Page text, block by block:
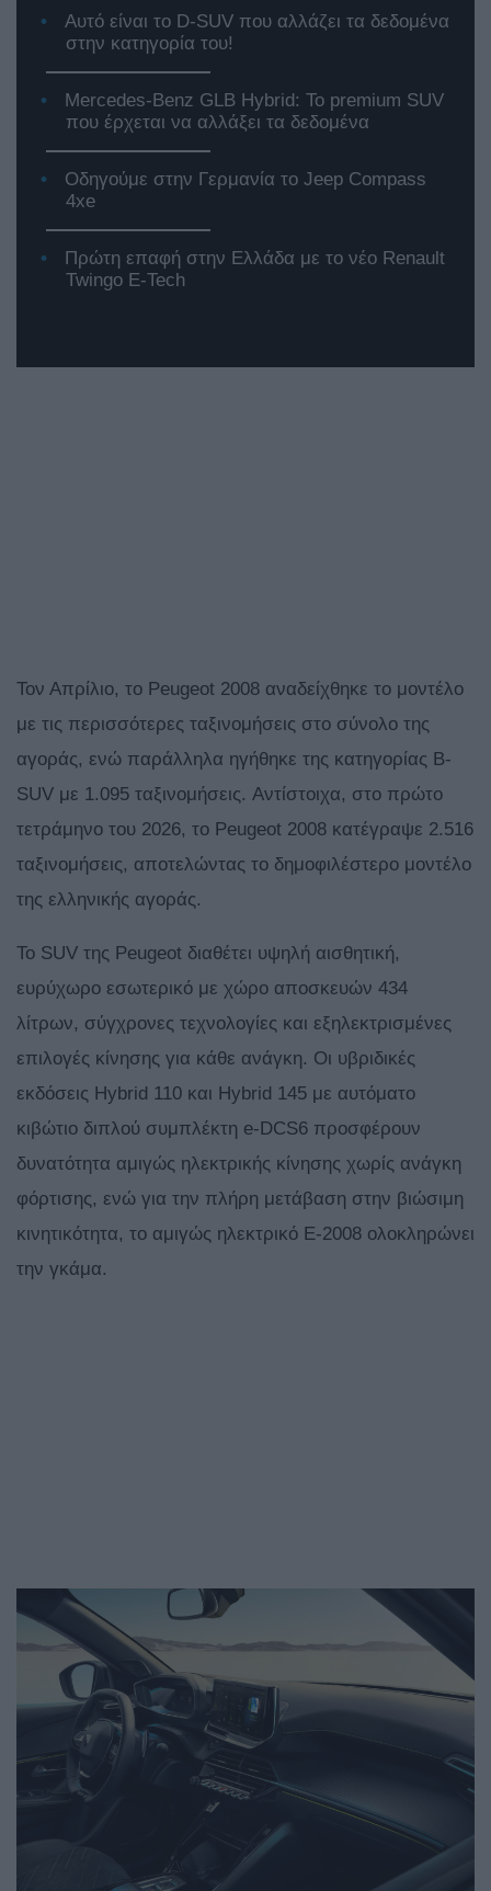
Αυτό είναι το D-SUV που αλλάζει τα δεδομένα
στην κατηγορία του!
Mercedes-Benz GLB Hybrid: Το premium SUV
που έρχεται να αλλάξει τα δεδομένα
Οδηγούμε στην Γερμανία το Jeep Compass
4xe
Πρώτη επαφή στην Ελλάδα με το νέο Renault
Twingo E-Tech
Τον Απρίλιο, το Peugeot 2008 αναδείχθηκε το μοντέλο
με τις περισσότερες ταξινομήσεις στο σύνολο της
αγοράς, ενώ παράλληλα ηγήθηκε της κατηγορίας B-
SUV με 1.095 ταξινομήσεις. Αντίστοιχα, στο πρώτο
τετράμηνο του 2026, το Peugeot 2008 κατέγραψε 2.516
ταξινομήσεις, αποτελώντας το δημοφιλέστερο μοντέλο
της ελληνικής αγοράς.
Το SUV της Peugeot διαθέτει υψηλή αισθητική,
ευρύχωρο εσωτερικό με χώρο αποσκευών 434
λίτρων, σύγχρονες τεχνολογίες και εξηλεκτρισμένες
επιλογές κίνησης για κάθε ανάγκη. Οι υβριδικές
εκδόσεις Hybrid 110 και Hybrid 145 με αυτόματο
κιβώτιο διπλού συμπλέκτη e-DCS6 προσφέρουν
δυνατότητα αμιγώς ηλεκτρικής κίνησης χωρίς ανάγκη
φόρτισης, ενώ για την πλήρη μετάβαση στην βιώσιμη
κινητικότητα, το αμιγώς ηλεκτρικό E-2008 ολοκληρώνει
την γκάμα.